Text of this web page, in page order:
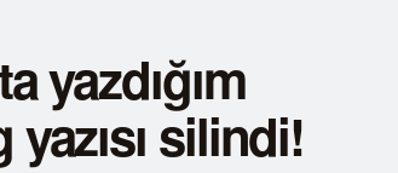
yazdığım
silindi!